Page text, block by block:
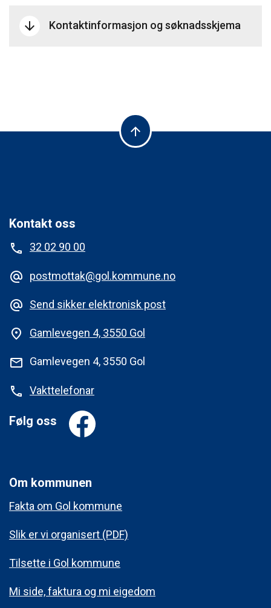
arrow_downward Kontaktinformasjon og søknadsskjema
arrow_upward
Kontakt oss
phone
32 02 90 00
alternate_email postmottak@gol.kommune.no
alternate_email Send sikker elektronisk post
place Gamlevegen 4, 3550 Gol
mail Gamlevegen 4, 3550 Gol
phone Vakttelefonar
Følg oss
Om kommunen
Fakta om Gol kommune
Slik er vi organisert (PDF)
Tilsette i Gol kommune
Mi side, faktura og mi eigedom